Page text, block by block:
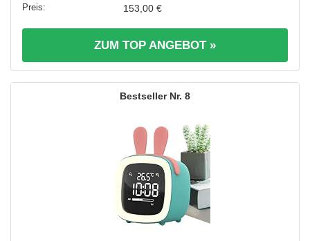
153,00 €
ZUM TOP ANGEBOT »
8